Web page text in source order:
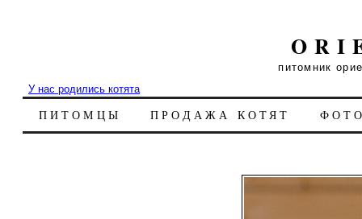
питомник
У нас родились котята
ПИТОМЦЫ ПРОДАЖА КОТЯТ